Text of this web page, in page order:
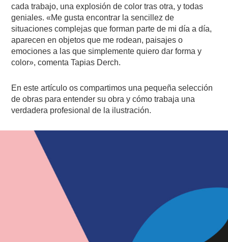
cada trabajo, una explosión de color tras otra, y todas
geniales. «Me gusta encontrar la sencillez de
situaciones complejas que forman parte de mi día a día,
aparecen en objetos que me rodean, paisajes o
emociones a las que simplemente quiero dar forma y
color», comenta Tapias Derch.
En este artículo os compartimos una pequeña selección
de obras para entender su obra y cómo trabaja una
verdadera profesional de la ilustración.